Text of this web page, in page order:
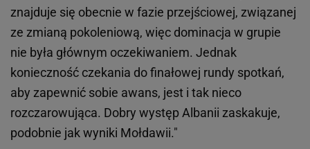
znajduje się obecnie w fazie przejściowej, związanej
ze zmianą pokoleniową, więc dominacja w grupie
nie była głównym oczekiwaniem. Jednak
konieczność czekania do finałowej rundy spotkań,
aby zapewnić sobie awans, jest i tak nieco
rozczarowująca. Dobry występ Albanii zaskakuje,
podobnie jak wyniki Mołdawii."